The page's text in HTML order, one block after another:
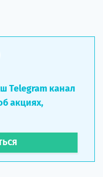
Telegram канал
акциях,